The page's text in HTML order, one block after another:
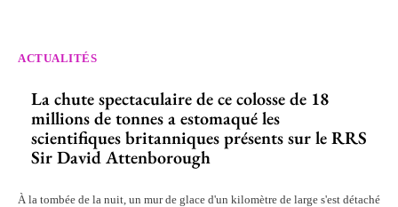
ACTUALITÉS
La chute spectaculaire de ce colosse de 18
millions de tonnes a estomaqué les
scientifiques britanniques présents sur le RRS
Sir David Attenborough
À la tombée de la nuit, un mur de glace d'un kilomètre de large s'est détaché